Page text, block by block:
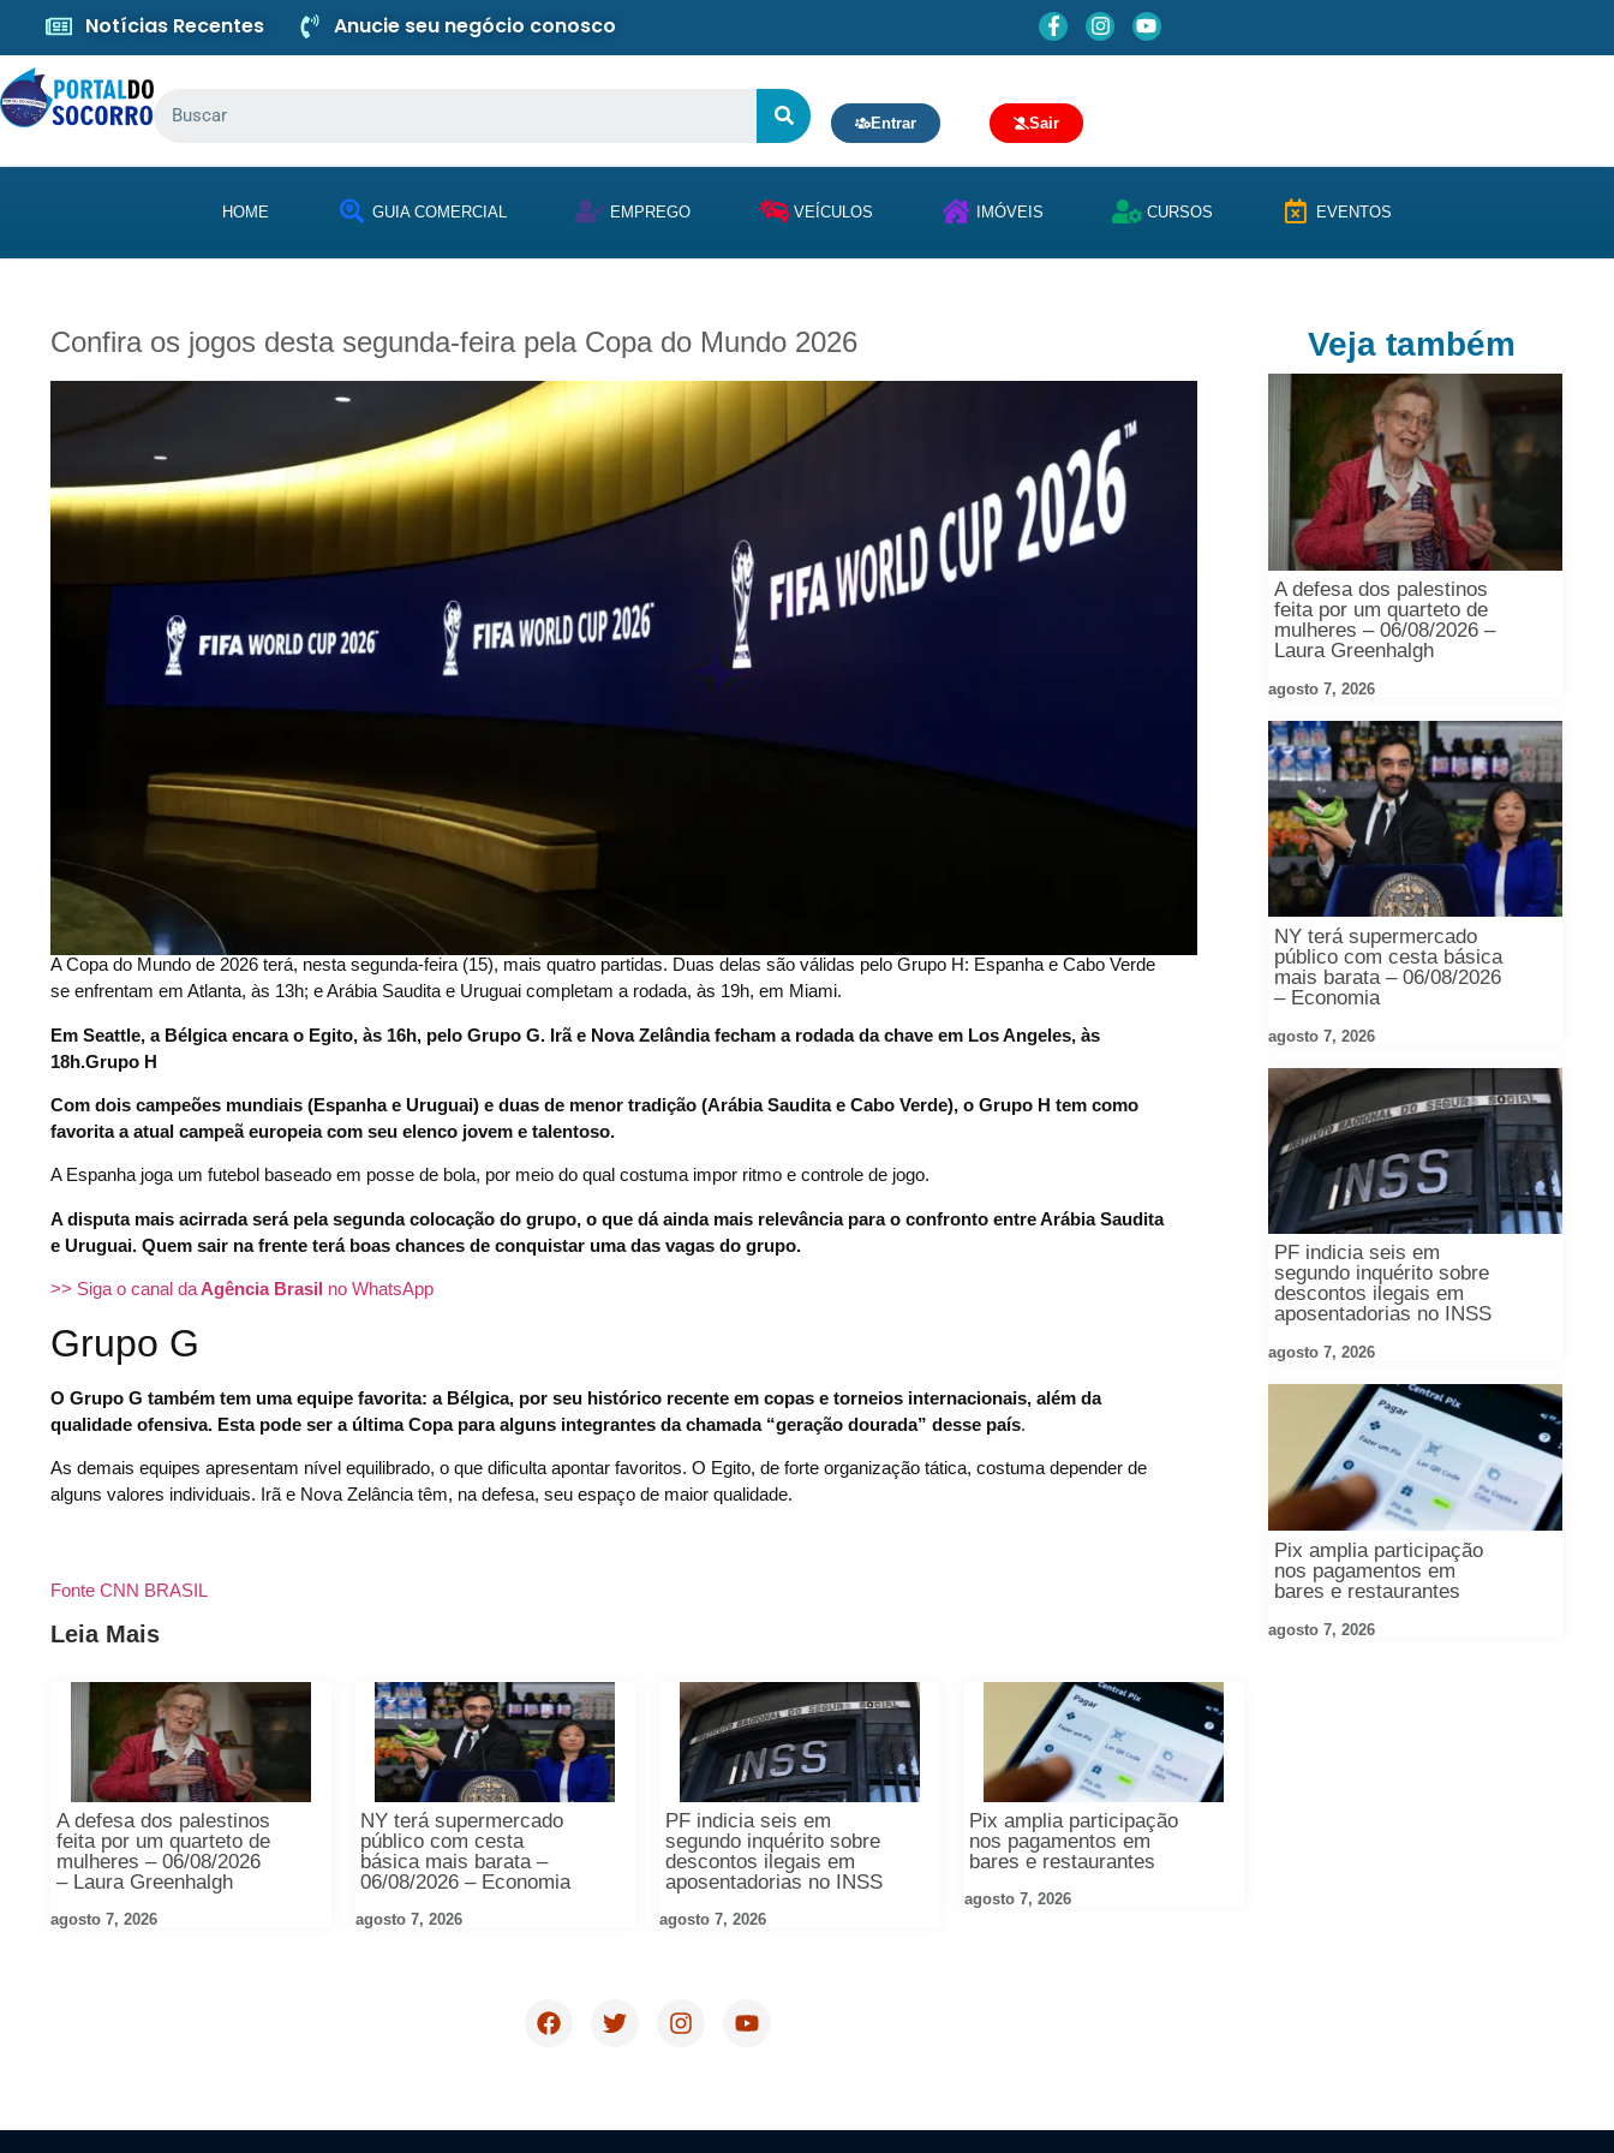
Notícias Recentes Anucie seu negócio conosco
Entrar Sair
HOME GUIA COMERCIAL EMPREGO VEÍCULOS IMÓVEIS CURSOS EVENTOS
Confira os jogos desta segunda-feira pela Copa do Mundo 2026
A Copa do Mundo de 2026 terá, nesta segunda-feira (15), mais quatro partidas. Duas delas são válidas pelo Grupo H: Espanha e Cabo Verde
se enfrentam em Atlanta, às 13h; e Arábia Saudita e Uruguai completam a rodada, às 19h, em Miami.
Em Seattle, a Bélgica encara o Egito, às 16h, pelo Grupo G. Irã e Nova Zelândia fecham a rodada da chave em Los Angeles, às
18h.Grupo H
Com dois campeões mundiais (Espanha e Uruguai) e duas de menor tradição (Arábia Saudita e Cabo Verde), o Grupo H tem como
favorita a atual campeã europeia com seu elenco jovem e talentoso.
A Espanha joga um futebol baseado em posse de bola, por meio do qual costuma impor ritmo e controle de jogo.
A disputa mais acirrada será pela segunda colocação do grupo, o que dá ainda mais relevância para o confronto entre Arábia Saudita
e Uruguai. Quem sair na frente terá boas chances de conquistar uma das vagas do grupo.
>> Siga o canal daAgência Brasil no WhatsApp
Grupo G
O Grupo G também tem uma equipe favorita: a Bélgica, por seu histórico recente em copas e torneios internacionais, além da
qualidade ofensiva. Esta pode ser a última Copa para alguns integrantes da chamada “geração dourada” desse país.
As demais equipes apresentam nível equilibrado, o que dificulta apontar favoritos. O Egito, de forte organização tática, costuma depender de
alguns valores individuais. Irã e Nova Zelância têm, na defesa, seu espaço de maior qualidade.
Fonte CNN BRASIL
Leia Mais
A defesa dos palestinos
feita por um quarteto de
mulheres – 06/08/2026
– Laura Greenhalgh
agosto 7, 2026
NY terá supermercado
público com cesta
básica mais barata –
06/08/2026 – Economia
agosto 7, 2026
PF indicia seis em
segundo inquérito sobre
descontos ilegais em
aposentadorias no INSS
agosto 7, 2026
Pix amplia participação
nos pagamentos em
bares e restaurantes
agosto 7, 2026
Veja também
A defesa dos palestinos
feita por um quarteto de
mulheres – 06/08/2026 –
Laura Greenhalgh
agosto 7, 2026
NY terá supermercado
público com cesta básica
mais barata – 06/08/2026
– Economia
agosto 7, 2026
PF indicia seis em
segundo inquérito sobre
descontos ilegais em
aposentadorias no INSS
agosto 7, 2026
Pix amplia participação
nos pagamentos em
bares e restaurantes
agosto 7, 2026